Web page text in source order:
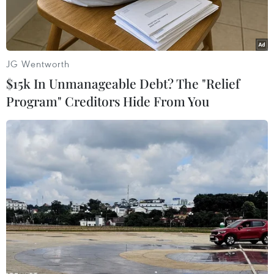
Người dân Lào tới tham dự Lễ hội Thạt Luổng. (Ảnh: Thu
Tờ Vientiane Times ngày 14/1 đưa tin phát biểu
tại Đại hội Đại biểu toàn quốc lần thứ XI của
Đảng Nhân dân Cách mạng Lào, Thủ tướng Lào
Thongloun Sisoulith đã nêu 6 mục tiêu trong Kế
JG Wentworth
$15k In Unmanageable Debt? The "Relief
Program" Creditors Hide From You